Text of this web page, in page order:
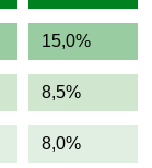
15,0%
8,5%
8,0%